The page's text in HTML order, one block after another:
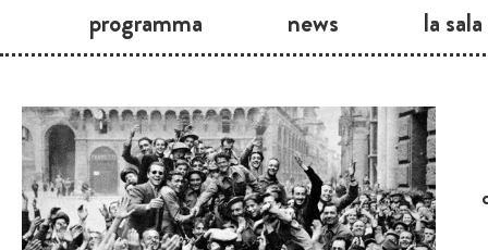
programma news la sala